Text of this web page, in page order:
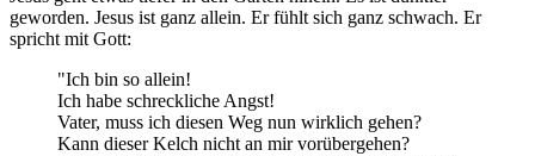
geworden. Jesus ist ganz allein. Er fühlt sich ganz schwach. Er
spricht mit Gott:
"Ich bin so allein!
Ich habe schreckliche Angst!
Vater, muss ich diesen Weg nun wirklich gehen?
Kann dieser Kelch nicht an mir vorübergehen?